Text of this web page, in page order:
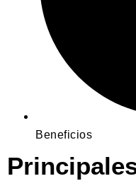
Beneficios